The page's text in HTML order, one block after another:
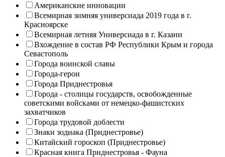
Американские инновации
Всемирная зимняя универсиада 2019 года в г.
Красноярске
Всемирная летняя Универсиада в г. Казани
Вхождение в состав РФ Республики Крым и города
Севастополь
Города воинской славы
Города-герои
Города Приднестровья
Города - столицы государств, освобожденные
советскими войсками от немецко-фашистских
захватчиков
Города трудовой доблести
Знаки зодиака (Приднестровье)
Китайский гороскоп (Приднестровье)
Красная книга Приднестровья - Фауна